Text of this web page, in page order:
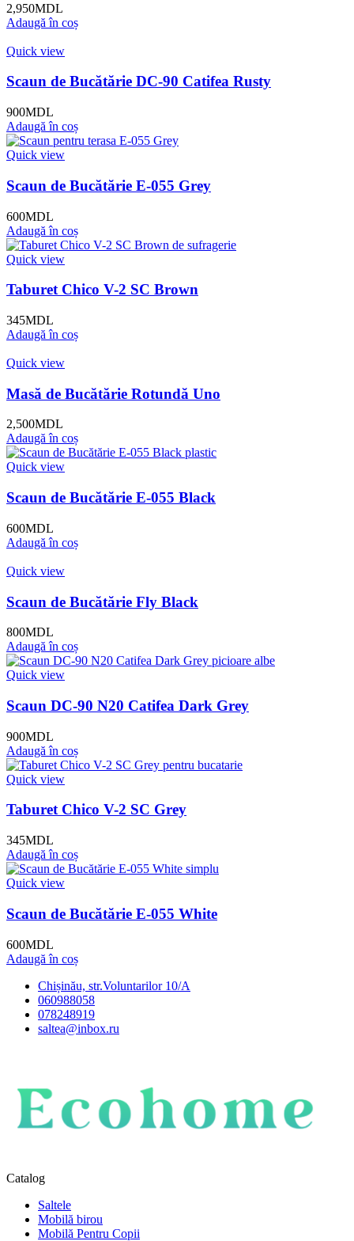
2,950MDL
Adaugă în coș
Quick view
Scaun de Bucătărie DC-90 Catifea Rusty
900MDL
Adaugă în coș
Quick view
Scaun de Bucătărie E-055 Grey
600MDL
Adaugă în coș
Quick view
Taburet Chico V-2 SC Brown
345MDL
Adaugă în coș
Quick view
Masă de Bucătărie Rotundă Uno
2,500MDL
Adaugă în coș
Quick view
Scaun de Bucătărie E-055 Black
600MDL
Adaugă în coș
Quick view
Scaun de Bucătărie Fly Black
800MDL
Adaugă în coș
Quick view
Scaun DC-90 N20 Catifea Dark Grey
900MDL
Adaugă în coș
Quick view
Taburet Chico V-2 SC Grey
345MDL
Adaugă în coș
Quick view
Scaun de Bucătărie E-055 White
600MDL
Adaugă în coș
Chișinău, str.Voluntarilor 10/A
060988058
078248919
saltea@inbox.ru
Catalog
Saltele
Mobilă birou
Mobilă Pentru Copii